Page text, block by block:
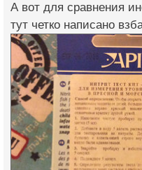
А вот для сравнения
тут четко написано